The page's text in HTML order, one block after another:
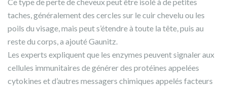
taches, généralement des cercles sur le cuir chevelu ou les
poils du visage, mais peut s’étendre à toute la tête, puis au
reste du corps, a ajouté Gaunitz.
Les experts expliquent que les enzymes peuvent signaler aux
cellules immunitaires de générer des protéines appelées
cytokines et d’autres messagers chimiques appelés facteurs